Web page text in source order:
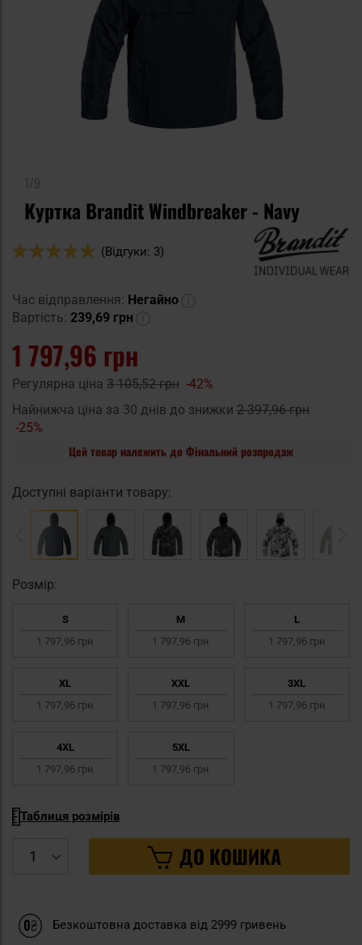
Куртка Brandit Windbreaker - Navy
Оцінка:
(Відгуки: 3)
Час відправлення: Негайно
Вартість: 239,69 грн
1 797,96 грн
Регулярна ціна 3 105,52 грн -42%
Найнижча ціна за 30 днів до знижки 2 397,96 грн
-25%
Цей товар належить до Фінальний розпродаж
Доступні варіанти товару:
Pозмір:
S
1 797,96 грн
M
1 797,96 грн
L
1 797,96 грн
XL
1 797,96 грн
XXL
1 797,96 грн
3XL
1 797,96 грн
4XL
1 797,96 грн
5XL
1 797,96 грн
Таблиця розмірів
ДО КОШИКА
Безкоштовна доставка від 2999 гривень